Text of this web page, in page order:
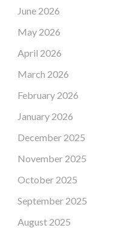
June 2026
May 2026
April 2026
March 2026
February 2026
January 2026
December 2025
November 2025
October 2025
September 2025
August 2025